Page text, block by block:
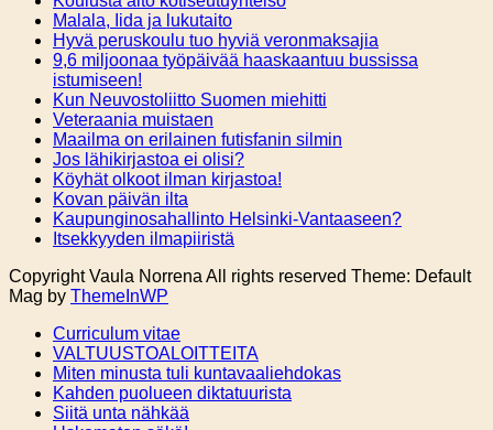
Malala, Iida ja lukutaito
Hyvä peruskoulu tuo hyviä veronmaksajia
9,6 miljoonaa työpäivää haaskaantuu bussissa
istumiseen!
Kun Neuvostoliitto Suomen miehitti
Veteraania muistaen
Maailma on erilainen futisfanin silmin
Jos lähikirjastoa ei olisi?
Köyhät olkoot ilman kirjastoa!
Kovan päivän ilta
Kaupunginosahallinto Helsinki-Vantaaseen?
Itsekkyyden ilmapiiristä
Copyright Vaula Norrena All rights reserved Theme: Default
Mag by ThemeInWP
Curriculum vitae
VALTUUSTOALOITTEITA
Miten minusta tuli kuntavaaliehdokas
Kahden puolueen diktatuurista
Siitä unta nähkää